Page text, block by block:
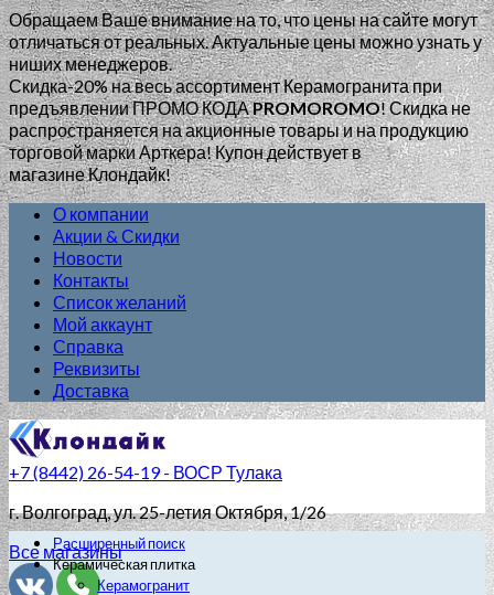
Обращаем Ваше внимание на то, что цены на сайте могут
отличаться от реальных. Актуальные цены можно узнать у
ниших менеджеров.
Скидка-20% на весь ассортимент Керамогранита при
предъявлении ПРОМО КОДАPROMOROMO!Скидка не
распространяется на акционные товары и на продукцию
торговой марки Арткера! Купон действует в
магазине Клондайк!
О компании
Акции & Скидки
Новости
Контакты
Список желаний
Мой аккаунт
Справка
Реквизиты
Доставка
+7 (8442) 26-54-19 - ВОСР Тулака
г. Волгоград, ул. 25-летия Октября, 1/26
Все магазины
Расширенный поиск
Керамическая плитка
Керамогранит